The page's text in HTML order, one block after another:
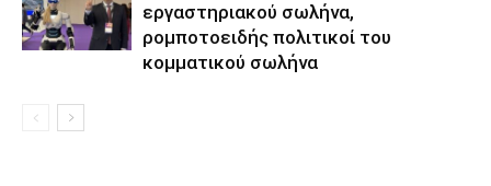
εργαστηριακού σωλήνα,
ρομποτοειδής πολιτικοί του
κομματικού σωλήνα